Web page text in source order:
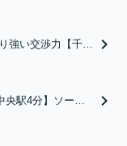
強い交渉力【千葉
す。【社会福祉士
央駅4分】ソーシ